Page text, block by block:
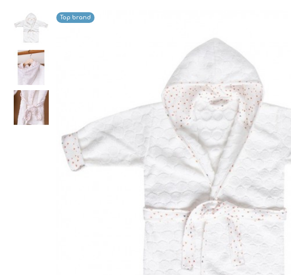
Top brand